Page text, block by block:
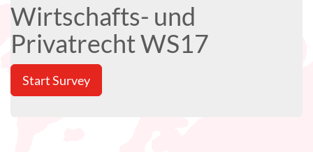
Wirtschafts- und
Privatrecht WS17
Start Survey